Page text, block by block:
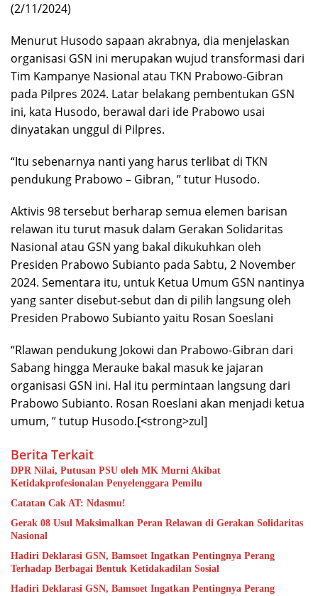
(2/11/2024)
Menurut Husodo sapaan akrabnya, dia menjelaskan
organisasi GSN ini merupakan wujud transformasi dari
Tim Kampanye Nasional atau TKN Prabowo-Gibran
pada Pilpres 2024. Latar belakang pembentukan GSN
ini, kata Husodo, berawal dari ide Prabowo usai
dinyatakan unggul di Pilpres.
“Itu sebenarnya nanti yang harus terlibat di TKN
pendukung Prabowo – Gibran, ” tutur Husodo.
Aktivis 98 tersebut berharap semua elemen barisan
relawan itu turut masuk dalam Gerakan Solidaritas
Nasional atau GSN yang bakal dikukuhkan oleh
Presiden Prabowo Subianto pada Sabtu, 2 November
2024. Sementara itu, untuk Ketua Umum GSN nantinya
yang santer disebut-sebut dan di pilih langsung oleh
Presiden Prabowo Subianto yaitu Rosan Soeslani
“Rlawan pendukung Jokowi dan Prabowo-Gibran dari
Sabang hingga Merauke bakal masuk ke jajaran
organisasi GSN ini. Hal itu permintaan langsung dari
Prabowo Subianto. Rosan Roeslani akan menjadi ketua
umum, ” tutup Husodo.[<strong>zul]
Berita Terkait
DPR Nilai, Putusan PSU oleh MK Murni Akibat
Ketidakprofesionalan Penyelenggara Pemilu
Catatan Cak AT: Ndasmu!
Gerak 08 Usul Maksimalkan Peran Relawan di Gerakan Solidaritas
Nasional
Hadiri Deklarasi GSN, Bamsoet Ingatkan Pentingnya Perang
Terhadap Berbagai Bentuk Ketidakadilan Sosial
Hadiri Deklarasi GSN, Bamsoet Ingatkan Pentingnya Perang